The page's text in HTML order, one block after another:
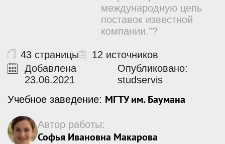
международную цепь
поставок известной
компании."?
43 страницы
12 источников
Добавлена
23.06.2021
Опубликовано:
studservis
Учебное заведение: МГТУ им. Баумана
Автор работы:
Софья Ивановна Макарова